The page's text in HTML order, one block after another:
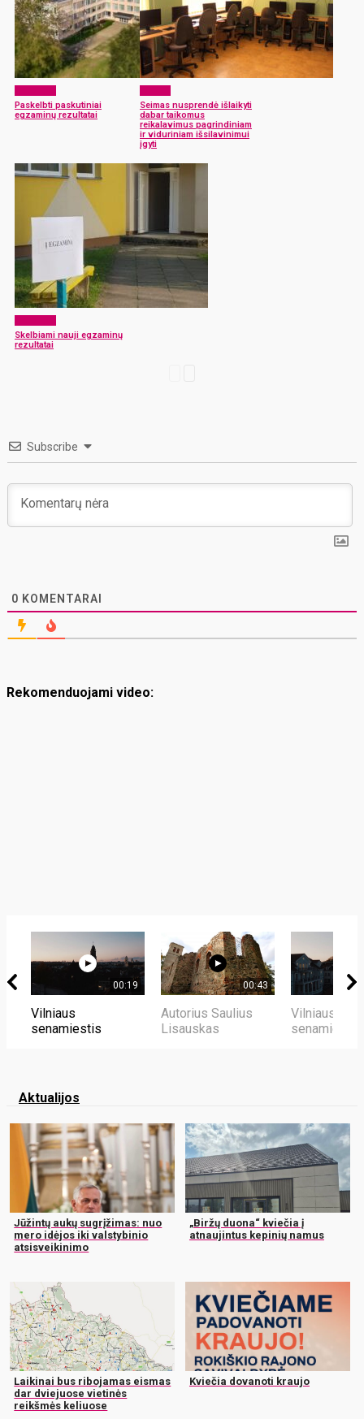
Paskelbti paskutiniai
egzaminų rezultatai
Seimas nusprendė išlaikyti
dabar taikomus
reikalavimus pagrindiniam
ir viduriniam išsilavinimui
įgyti
Skelbiami nauji egzaminų
rezultatai
Subscribe
0 KOMENTARAI
Rekomenduojami video:
00:19
Vilniaus
senamiestis
00:43
Autorius Saulius
Lisauskas
Vilniaus
senamiestis
Aktualijos
Jūžintų aukų sugrįžimas: nuo
mero idėjos iki valstybinio
atsisveikinimo
„Biržų duona“ kviečia į
atnaujintus kepinių namus
Laikinai bus ribojamas eismas
dar dviejuose vietinės
reikšmės keliuose
Kviečia dovanoti kraujo